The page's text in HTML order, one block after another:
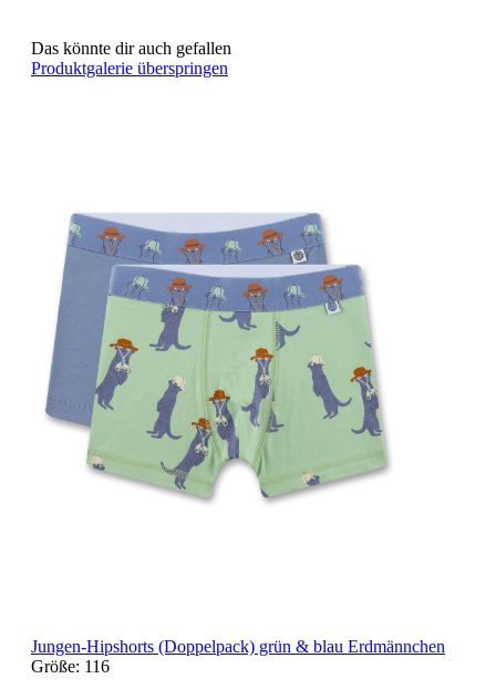
Das könnte dir auch gefallen
Produktgalerie überspringen
Jungen-Hipshorts (Doppelpack) grün & blau Erdmännchen
Größe: 116